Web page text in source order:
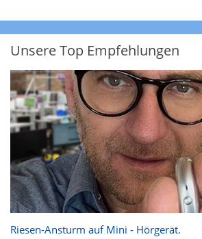
Unsere Top Empfehlungen
Riesen-Ansturm auf Mini - Hörgerät.